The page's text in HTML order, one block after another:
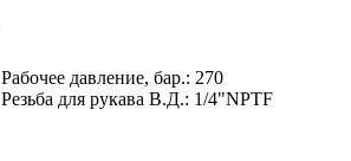
Рабочее давление, бар.: 270
Резьба для рукава В.Д.: 1/4"NPTF